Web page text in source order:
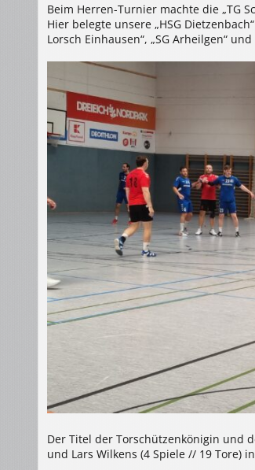
Beim Herren-Turnier machte die „TG
Hier belegte unsere „HSG
Lorsch Einhausen“, „SG Arheilgen“
Der Titel der Torschützenkönigin und
und Lars Wilkens (4 Spiele // 19 Tore)